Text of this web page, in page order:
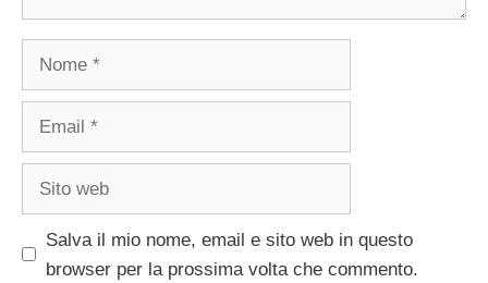
Salva il mio nome, email e sito web in questo
browser per la prossima volta che commento.